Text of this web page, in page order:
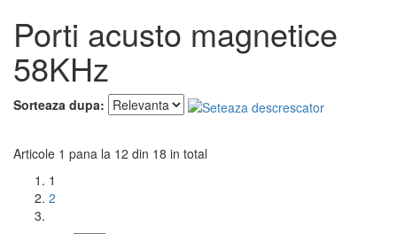
Porti acusto magnetice
58KHz
Sorteaza dupa:
Articole 1 pana la 12 din 18 in total
1
2